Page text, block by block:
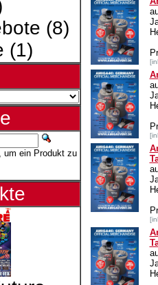
(8)
(1)
um ein Produkt zu